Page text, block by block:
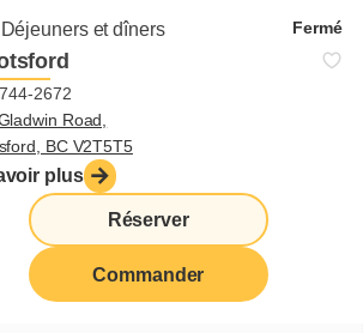
et dîners Fermé
2672
Road,
BC V2T5T5
plus
Réserver
Commander
mangues et de noix de cajou